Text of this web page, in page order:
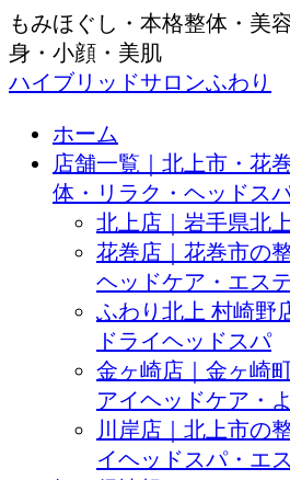
もみほぐし・本格整体・美
身・小顔・美肌
ハイブリッドサロンふわり
ホーム
店舗一覧｜北上市・花
体・リラク・ヘッドス
北上店｜岩手県北
花巻店｜花巻市の
ヘッドケア・エス
ふわり北上 村崎野
ドライヘッドスパ
金ヶ崎店｜金ヶ崎
アイヘッドケア・
川岸店｜北上市の
イヘッドスパ・エ